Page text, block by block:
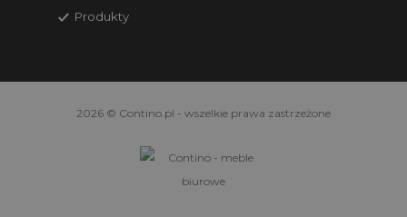
Produkty
2026 © Contino.pl - wszelkie prawa zastrzeżone